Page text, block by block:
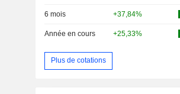
6 mois +37,84%
Année en cours +25,33%
Plus de cotations